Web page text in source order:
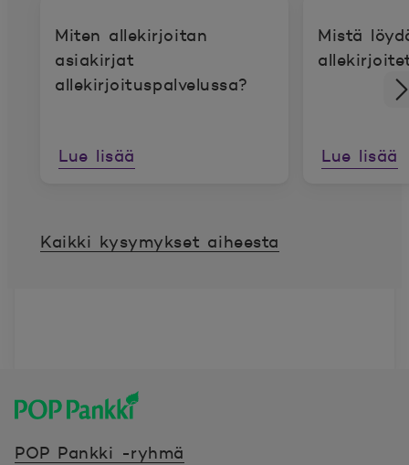
Miten allekirjoitan
asiakirjat
allekirjoituspalvelussa?
Lue lisää
Mistä
Lue lisää
Kaikki kysymykset aiheesta
POP Pankki -ryhmä